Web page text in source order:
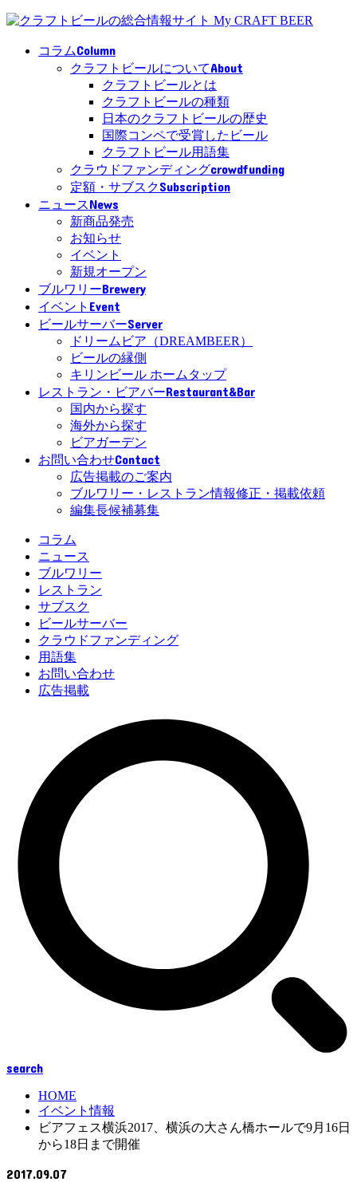
コラムColumn
クラフトビールについてAbout
クラフトビールとは
クラフトビールの種類
日本のクラフトビールの歴史
国際コンペで受賞したビール
クラフトビール用語集
クラウドファンディングcrowdfunding
定額・サブスクSubscription
ニュースNews
新商品発売
お知らせ
イベント
新規オープン
ブルワリーBrewery
イベント Event
ビールサーバーServer
ドリームビア（DREAMBEER）
ビールの縁側
キリンビール ホームタップ
レストラン・ビアバーRestaurant&Bar
国内から探す
海外から探す
ビアガーデン
お問い合わせContact
広告掲載のご案内
ブルワリー・レストラン情報修正・掲載依頼
編集長候補募集
コラム
ニュース
ブルワリー
レストラン
サブスク
ビールサーバー
クラウドファンディング
用語集
お問い合わせ
広告掲載
search
HOME
イベント情報
ビアフェス横浜2017、横浜の大さん橋ホールで9月16日
から18日まで開催
2017.09.07